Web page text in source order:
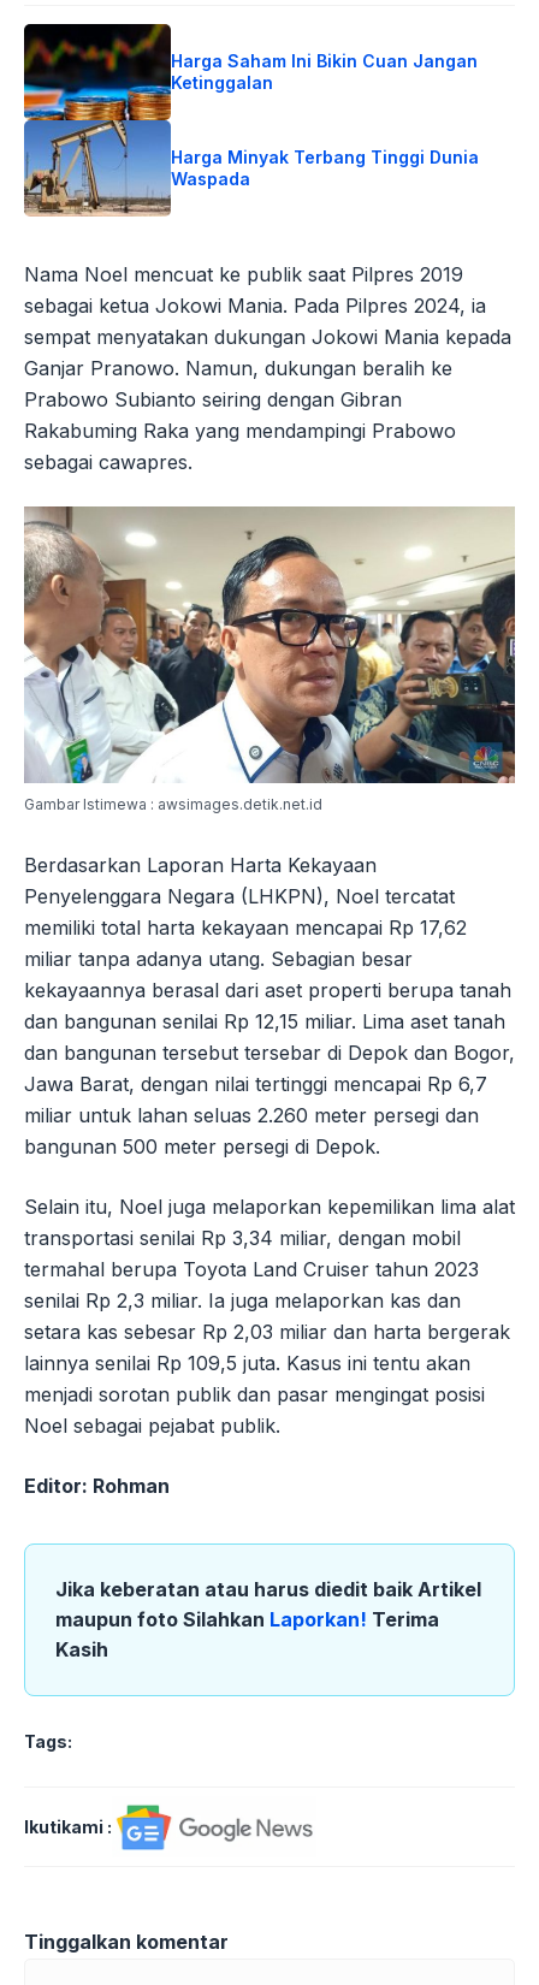
Harga Saham Ini Bikin Cuan Jangan
Ketinggalan
Harga Minyak Terbang Tinggi Dunia
Waspada
Nama Noel mencuat ke publik saat Pilpres 2019
sebagai ketua Jokowi Mania. Pada Pilpres 2024, ia
sempat menyatakan dukungan Jokowi Mania kepada
Ganjar Pranowo. Namun, dukungan beralih ke
Prabowo Subianto seiring dengan Gibran
Rakabuming Raka yang mendampingi Prabowo
sebagai cawapres.
Gambar Istimewa : awsimages.detik.net.id
Berdasarkan Laporan Harta Kekayaan
Penyelenggara Negara (LHKPN), Noel tercatat
memiliki total harta kekayaan mencapai Rp 17,62
miliar tanpa adanya utang. Sebagian besar
kekayaannya berasal dari aset properti berupa tanah
dan bangunan senilai Rp 12,15 miliar. Lima aset tanah
dan bangunan tersebut tersebar di Depok dan Bogor,
Jawa Barat, dengan nilai tertinggi mencapai Rp 6,7
miliar untuk lahan seluas 2.260 meter persegi dan
bangunan 500 meter persegi di Depok.
Selain itu, Noel juga melaporkan kepemilikan lima alat
transportasi senilai Rp 3,34 miliar, dengan mobil
termahal berupa Toyota Land Cruiser tahun 2023
senilai Rp 2,3 miliar. Ia juga melaporkan kas dan
setara kas sebesar Rp 2,03 miliar dan harta bergerak
lainnya senilai Rp 109,5 juta. Kasus ini tentu akan
menjadi sorotan publik dan pasar mengingat posisi
Noel sebagai pejabat publik.
Editor: Rohman
Jika keberatan atau harus diedit baik Artikel
maupun foto Silahkan Laporkan! Terima
Kasih
Tags:
Ikutikami :
Tinggalkan komentar